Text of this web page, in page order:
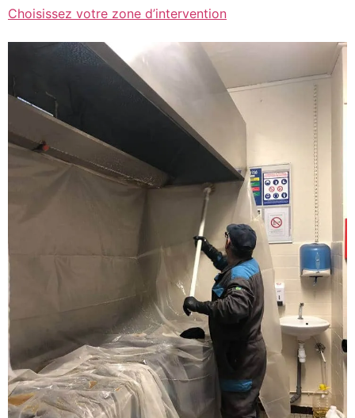
Choisissez votre zone d’intervention